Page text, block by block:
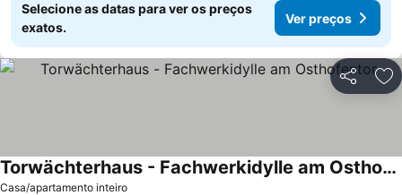
Selecione as datas para ver os preços
exatos.
Ver preços
Partilhar
Casa/apartamento inteiro
Torwächterhaus - Fachwerkidylle am Osthofentor